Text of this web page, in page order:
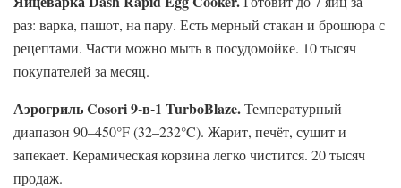
раз: варка, пашот, на пару. Есть мерный стакан и брошюра с
рецептами. Части можно мыть в посудомойке. 10 тысяч
покупателей за месяц.
Аэрогриль Cosori 9-в-1 TurboBlaze.Температурный
диапазон 90–450°F (32–232°C). Жарит, печёт, сушит и
запекает. Керамическая корзина легко чистится. 20 тысяч
продаж.